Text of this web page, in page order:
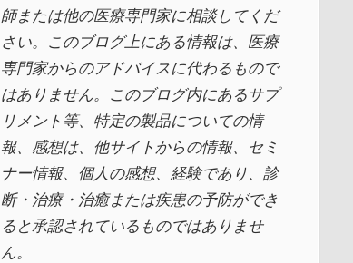
師または他の医療専門家に相談してくだ
さい。このブログ上にある情報は、医療
専門家からのアドバイスに代わるもので
はありません。このブログ内にあるサプ
リメント等、特定の製品についての情
報、感想は、他サイトからの情報、セミ
ナー情報、
個人の感想、経験であり、診
断・治療・治癒または疾患の予防ができ
ると承認されているものではありませ
ん。